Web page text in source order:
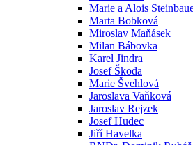
Marie a Alois
Marta Bobková
Miroslav Maňásek
Milan Bábovka
Karel Jindra
Josef Škoda
Marie Švehlová
Jaroslava Vaňková
Jaroslav Rejzek
Josef Hudec
Jiří Havelka